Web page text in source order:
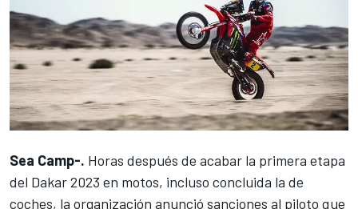
Sea Camp-. Horas después de acabar la primera etapa
del Dakar 2023 en motos, incluso concluida la de
coches, la organización anunció sanciones al piloto que